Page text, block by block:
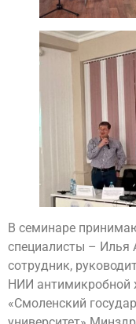
В семинаре
специалисты – Илья
сотрудник,
НИИ
«Смоленский